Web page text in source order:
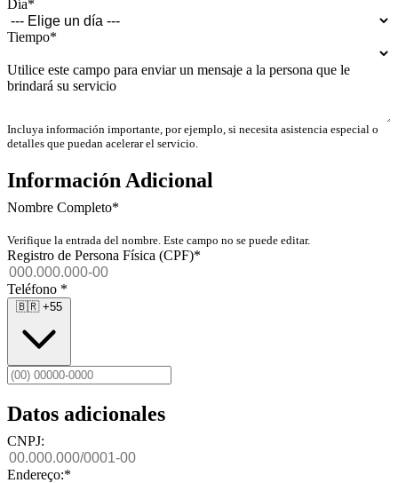
Día*
Tiempo*
Utilice este campo para enviar un mensaje a la persona que le
brindará su servicio
Incluya información importante, por ejemplo, si necesita asistencia especial o
detalles que puedan acelerar el servicio.
Información Adicional
Nombre Completo*
Verifique la entrada del nombre. Este campo no se puede editar.
Registro de Persona Física (CPF)*
Teléfono *
🇧🇷 +55
Datos adicionales
CNPJ:
Endereço:*